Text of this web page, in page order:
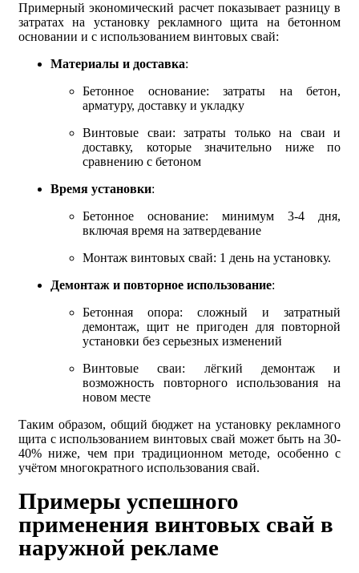
Примерный экономический расчет показывает разницу в
затратах на установку рекламного щита на бетонном
основании и с использованием винтовых свай:
Материалы и доставка:
Бетонное основание: затраты на бетон,
арматуру, доставку и укладку
Винтовые сваи: затраты только на сваи и
доставку, которые значительно ниже по
сравнению с бетоном
Время установки:
Бетонное основание: минимум 3-4 дня,
включая время на затвердевание
Монтаж винтовых свай: 1 день на установку.
Демонтаж и повторное использование:
Бетонная опора: сложный и затратный
демонтаж, щит не пригоден для повторной
установки без серьезных изменений
Винтовые сваи: лёгкий демонтаж и
возможность повторного использования на
новом месте
Таким образом, общий бюджет на установку рекламного
щита с использованием винтовых свай может быть на 30-
40% ниже, чем при традиционном методе, особенно с
учётом многократного использования свай.
Примеры успешного
применения винтовых свай в
наружной рекламе